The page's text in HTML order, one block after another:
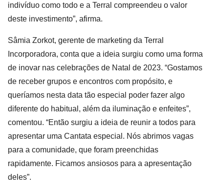
indivíduo como todo e a Terral compreendeu o valor
deste investimento”, afirma.
Sâmia Zorkot, gerente de marketing da Terral
Incorporadora, conta que a ideia surgiu como uma forma
de inovar nas celebrações de Natal de 2023. “Gostamos
de receber grupos e encontros com propósito, e
queríamos nesta data tão especial poder fazer algo
diferente do habitual, além da iluminação e enfeites”,
comentou. “Então surgiu a ideia de reunir a todos para
apresentar uma Cantata especial. Nós abrimos vagas
para a comunidade, que foram preenchidas
rapidamente. Ficamos ansiosos para a apresentação
deles”.